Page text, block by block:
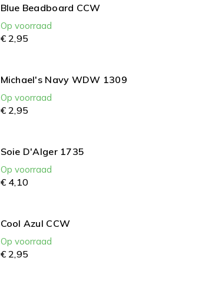
Blue Beadboard CCW
Op voorraad
€2,95
Michael's Navy WDW 1309
Op voorraad
€2,95
Soie D'Alger 1735
Op voorraad
€4, 10
Cool Azul CCW
Op voorraad
€2,95